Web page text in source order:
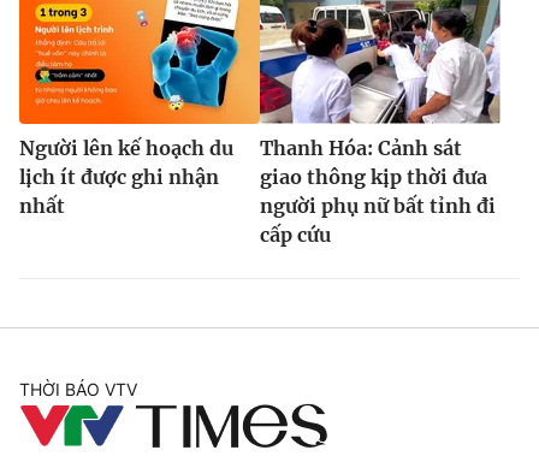
Người lên kế hoạch du
lịch ít được ghi nhận
nhất
Thanh Hóa: Cảnh sát
giao thông kịp thời đưa
người phụ nữ bất tỉnh đi
cấp cứu
THỜI BÁO VTV